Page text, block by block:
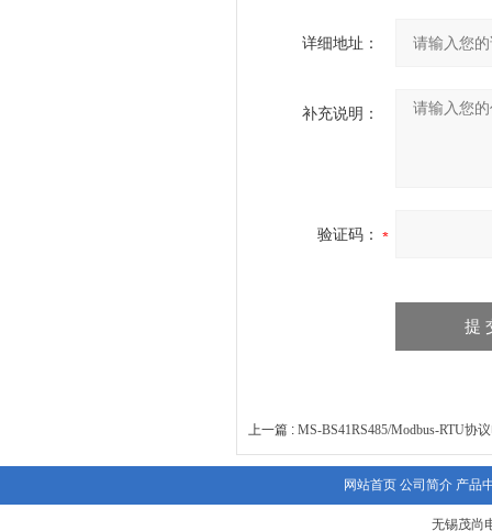
详细地址：
补充说明：
验证码：
上一篇 : MS-BS41RS485/Modbus-RTU协
网站首页 公司简介 产品
无锡茂尚